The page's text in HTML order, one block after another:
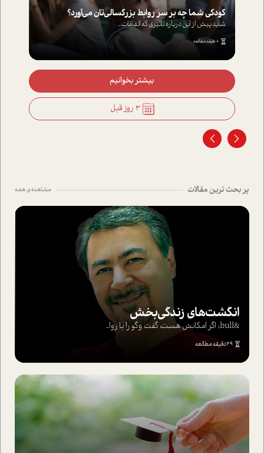
کودکی شما چه بر سر روابط بزرگسالی‌تان می‌آورد؟
شاید پیش از این درباره تاثیری که اتفاقات...
8 دقیقه مطالعه
بیشتر بخوانیم
3 روز قبل
پر بحث ترین مقالات مشاهده ی همه
انگشت‌های‌ زندگی‌بخش
&bull; اگر امکانش هست، گفت وگو را با روا...
29 دقیقه مطالعه